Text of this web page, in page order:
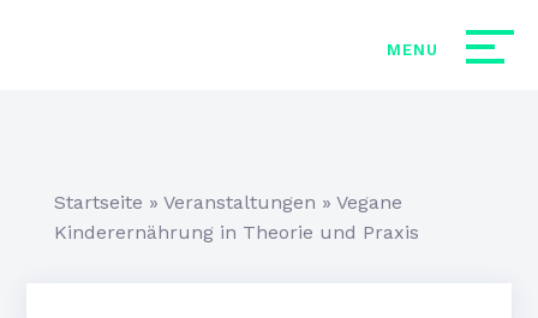
Startseite » Veranstaltungen » Vegane
Kinderernährung in Theorie und Praxis